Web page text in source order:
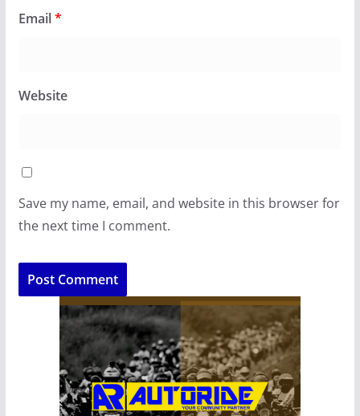
Email*
Website
Save my name, email, and website in this browser for
the next time I comment.